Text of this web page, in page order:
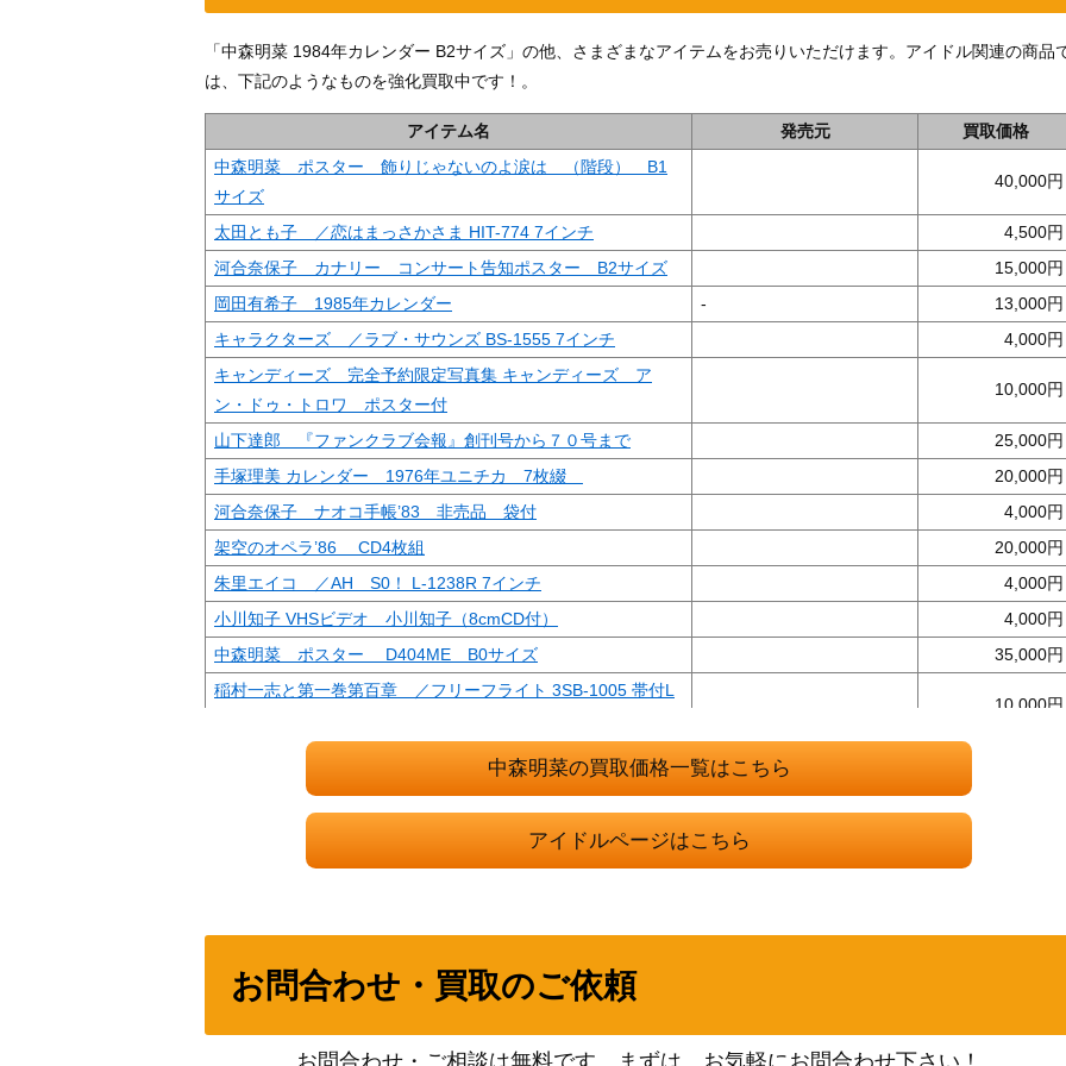
「中森明菜 1984年カレンダー B2サイズ」の他、さまざまなアイテムをお売りいただけます。アイドル関連の商品
は、下記のようなものを強化買取中です！。
アイテム名 発売元
買取価格
中森明菜 ポスター 飾りじゃないのよ涙は （階段） B1
サイズ
40,000
太田とも子 ／恋はまっさかさま HIT-774 7インチ
4,500
河合奈保子 カナリー コンサート告知ポスター B2サイズ
15,000
岡田有希子 1985年カレンダー
-
13,000
キャラクターズ ／ラブ・サウンズ BS-1555 7インチ
4,000
キャンディーズ 完全予約限定写真集 キャンディーズ ア
ン・ドゥ・トロワ ポスター付
10,000
山下達郎 『ファンクラブ会報』創刊号から７０号まで
25,000
手塚理美 カレンダー 1976年ユニチカ 7枚綴
20,000
河合奈保子 ナオコ手帳’83 非売品 袋付
4,000
架空のオペラ’86 CD4枚組
20,000
朱里エイコ ／AH S0！ L-1238R 7インチ
4,000
小川知子 VHSビデオ 小川知子（8cmCD付）
4,000
中森明菜 ポスター D404ME B0サイズ
35,000
稲村一志と第一巻第百章 ／フリーフライト 3SB-1005 帯付L
10,000
河合奈保子 1982年カレンダー B2サイズ
沢田聖子 『In My Heart』１～61号
ザ・テンプターズ 『OUR TENMPTERS』10冊
ポスター 「時の過ぎゆくままに／旅立つ朝」
中森明菜 ポスター スローモーション(黒服、襟のフチのみ
白) A1サイズ
ティーンアイドル1982年8月号 河合奈保子表紙 完品
中森明菜 ポスター DESIRE 情熱 B1サイズ
10,000
中森明菜の買取価格一覧はこちら
アイドルページはこちら
お問合わせ・買取のご依頼
お問合わせ・ご相談は無料です。まずは、お気軽にお問合わせ下さい！